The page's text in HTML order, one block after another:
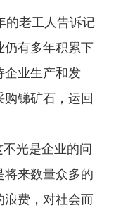
老工人告诉记
仍有多年积累下
企业生产和发
锑矿石，运回
光是企业的问
将来数量众多的
浪费，对社会而